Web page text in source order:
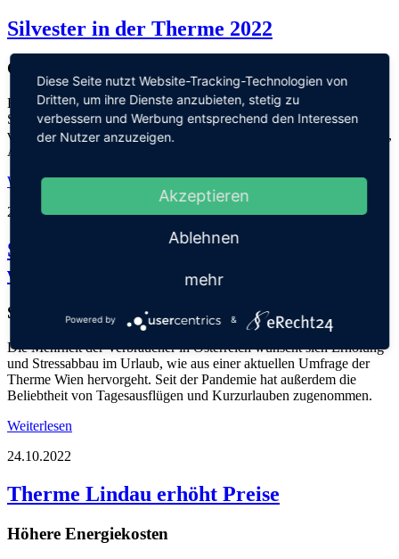
Silvester in der Therme 2022
Ganz entspannt ins neue Jahr
Beenden Sie das alte Jahr ganz entspannt in der Wasser- und
Saunawelt einer Therme. Ausgewählte Thermalbäder in
verschiedenen Bundesländern bieten Silvesterpartys mit Live Musik,
Abendbuffet und mitternächtlichem Feuerwerk an.
Weiterlesen
29.11.2022
Stressabbau und Kurzzeit-Erholung
werden immer wichtiger
Studie der Therme Wien
Die Mehrheit der Verbraucher in Österreich wünscht sich Erholung
und Stressabbau im Urlaub, wie aus einer aktuellen Umfrage der
Therme Wien hervorgeht. Seit der Pandemie hat außerdem die
Beliebtheit von Tagesausflügen und Kurzurlauben zugenommen.
Weiterlesen
24.10.2022
Therme Lindau erhöht Preise
Höhere Energiekosten
Diese Seite nutzt Website-Tracking-Technologien von
Dritten, um ihre Dienste anzubieten, stetig zu
verbessern und Werbung entsprechend den Interessen
der Nutzer anzuzeigen.
Akzeptieren
Ablehnen
mehr
Powered by &